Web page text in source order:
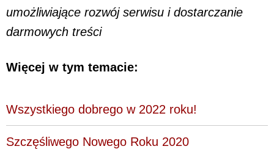
umożliwiające rozwój serwisu i dostarczanie
darmowych treści
Więcej w tym temacie:
Wszystkiego dobrego w 2022 roku!
Szczęśliwego Nowego Roku 2020